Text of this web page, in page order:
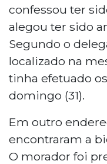
confessou ter
alegou ter sido
Segundo o
localizado na
tinha efetuado
domingo (31).
Em outro
encontraram a
O morador foi